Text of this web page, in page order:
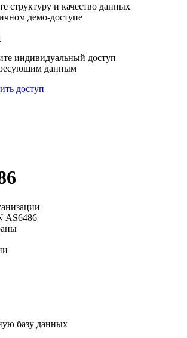
структуру и качество данных
демо-доступе
индивидуальный доступ
данным
доступ
AS6486
базу данных